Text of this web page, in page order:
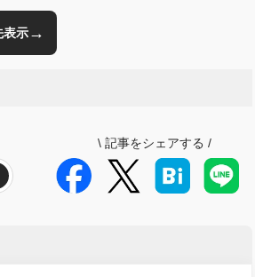
表示→
\ 記事をシェアする /